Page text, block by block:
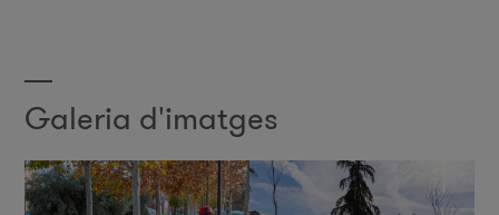
Galeria d'imatges